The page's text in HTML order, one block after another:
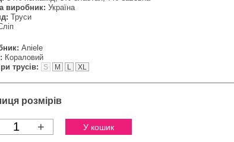
виробник: Україна
Труси
Aniele
Кораловий
трусів:
S M L XL
розмірів
+